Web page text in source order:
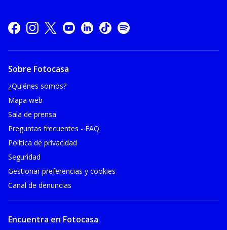
Sobre Fotocasa
¿Quiénes somos?
Mapa web
Sala de prensa
Preguntas frecuentes - FAQ
Política de privacidad
Seguridad
Gestionar preferencias y cookies
Canal de denuncias
Encuentra en Fotocasa